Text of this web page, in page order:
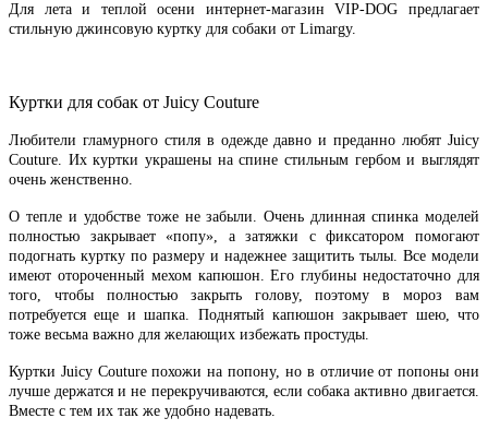
Для лета и теплой осени интернет-магазин VIP-DOG предлагает
стильную джинсовую куртку для собаки от Limargy.
Куртки для собак от Juicy Couture
Любители гламурного стиля в одежде давно и преданно любят Juicy
Couture. Их куртки украшены на спине стильным гербом и выглядят
очень женственно.
О тепле и удобстве тоже не забыли. Очень длинная спинка моделей
полностью закрывает «попу», а затяжки с фиксатором помогают
подогнать куртку по размеру и надежнее защитить тылы. Все модели
имеют отороченный мехом капюшон. Его глубины недостаточно для
того, чтобы полностью закрыть голову, поэтому в мороз вам
потребуется еще и шапка. Поднятый капюшон закрывает шею, что
тоже весьма важно для желающих избежать простуды.
Куртки Juicy Couture похожи на попону, но в отличие от попоны они
лучше держатся и не перекручиваются, если собака активно двигается.
Вместе с тем их так же удобно надевать.